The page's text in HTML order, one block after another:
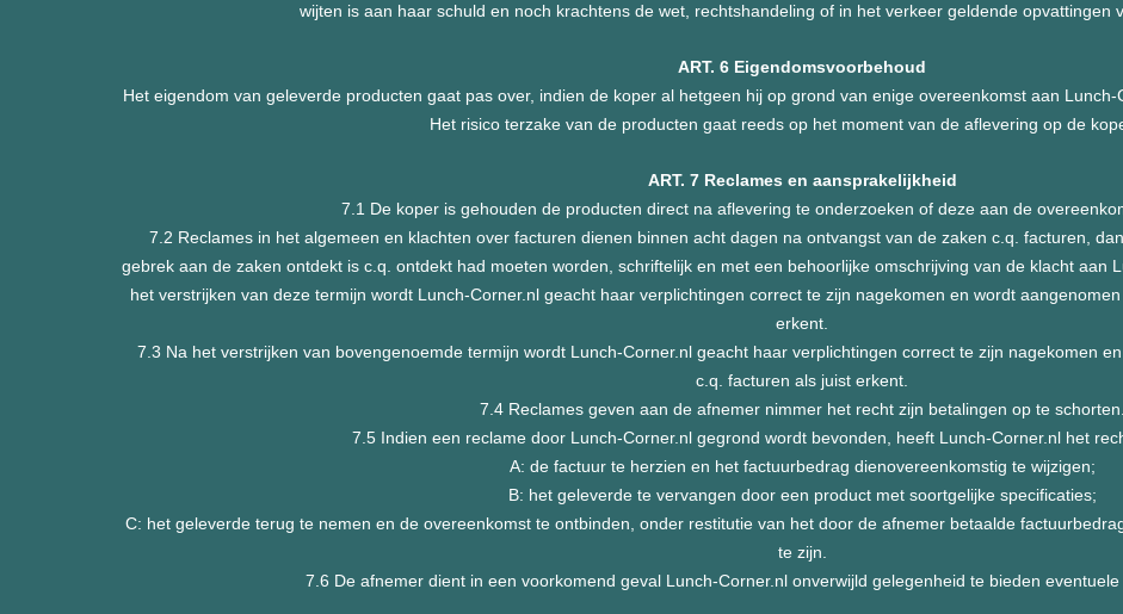
wijten is aan haar schuld en noch krachtens de wet, rechtshandeling of in het verkeer geldende opvattingen
ART. 6 Eigendomsvoorbehoud
Het eigendom van geleverde producten gaat pas over, indien de koper al hetgeen hij op grond van enige overeenkomst aan Lunch-
Het risico terzake van de producten gaat reeds op het moment van de aflevering op de
ART. 7 Reclames en aansprakelijkheid
7.1 De koper is gehouden de producten direct na aflevering te onderzoeken of deze aan de
7.2 Reclames in het algemeen en klachten over facturen dienen binnen acht dagen na ontvangst van de zaken c.q. facturen,
gebrek aan de zaken ontdekt is c.q. ontdekt had moeten worden, schriftelijk en met een behoorlijke omschrijving van de klacht aan
het verstrijken van deze termijn wordt Lunch-Corner.nl geacht haar verplichtingen correct te zijn nagekomen en wordt
erkent.
7.3 Na het verstrijken van bovengenoemde termijn wordt Lunch-Corner.nl geacht haar verplichtingen correct te zijn nagekomen
c.q. facturen als juist erkent.
7.4 Reclames geven aan de afnemer nimmer het recht zijn betalingen op te schorten.
7.5 Indien een reclame door Lunch-Corner.nl gegrond wordt bevonden, heeft Lunch-Corner.nl het
A: de factuur te herzien en het factuurbedrag dienovereenkomstig te wijzigen;
B: het geleverde te vervangen door een product met soortgelijke specificaties;
C: het geleverde terug te nemen en de overeenkomst te ontbinden, onder restitutie van het door de afnemer betaalde
te zijn.
7.6 De afnemer dient in een voorkomend geval Lunch-Corner.nl onverwijld gelegenheid te bieden eventuele